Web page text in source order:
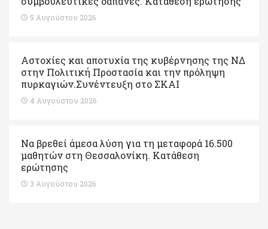
5 Αυγούστου 2026
Αστοχίες και αποτυχία της κυβέρνησης της ΝΔ
στην Πολιτική Προστασία και την πρόληψη
πυρκαγιών.Συνέντευξη στο ΣΚΑΙ
4 Αυγούστου 2026
Να βρεθεί άμεσα λύση για τη μεταφορά 16.500
μαθητών στη Θεσσαλονίκη. Κατάθεση
ερώτησης
3 Αυγούστου 2026